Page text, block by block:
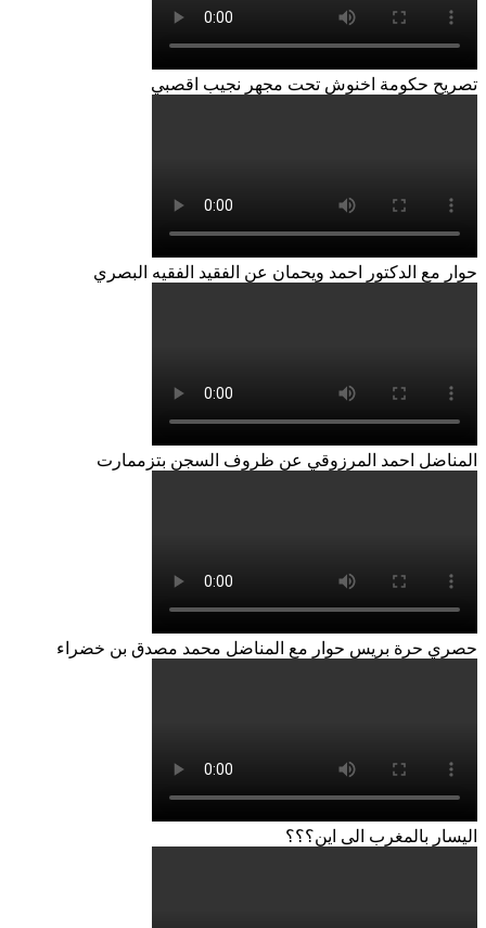
تصريح حكومة اخنوش تحت مجهر نجيب اقصبي
حوار مع الدكتور احمد ويحمان عن الفقيد الفقيه البصري
المناضل احمد المرزوقي عن ظروف السجن بتزممارت
حصري حرة بريس حوار مع المناضل محمد مصدق بن خضراء
اليسار بالمغرب الى اين؟؟؟